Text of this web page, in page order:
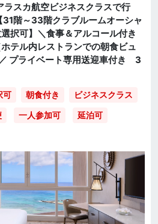
ラスカ航空ビジネスクラスで行
31階～33階クラブルームオーシャ
択可】＼食事＆アルコール付き
テル内レストランでの朝食ビュ
プライベート専用送迎車付き 3
可 朝食付き ビジネスクラス
一人参加可 延泊可